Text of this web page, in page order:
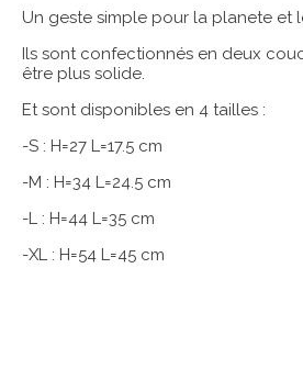
Un geste simple pour la planete et
Ils sont confectionnés en deux
être plus solide.
Et sont disponibles en 4 tailles :
-S : H=27 L=17.5 cm
-M : H=34 L=24.5 cm
-L : H=44 L=35 cm
-XL : H=54 L=45 cm